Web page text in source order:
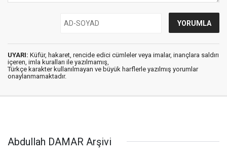
UYARI: Küfür, hakaret, rencide edici cümleler veya imalar, inançlara saldırı
içeren, imla kuralları ile yazılmamış,
Türkçe karakter kullanılmayan ve büyük harflerle yazılmış yorumlar
onaylanmamaktadır.
Abdullah DAMAR Arşivi